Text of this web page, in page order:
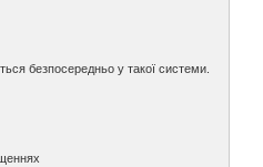
безпосередньо у такої системи.